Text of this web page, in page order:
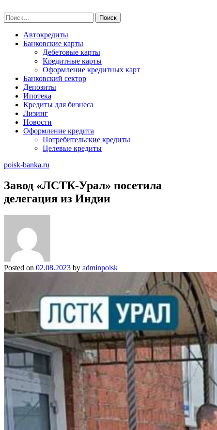
to
content
Найти:
Автокредиты
Банковские карты
Дебетовые карты
Кредитные карты
Оформление кредитных карт
Банковский сектор
Депозиты
Ипотека
Кредиты для бизнеса
Лизинг
Новости
Оформление кредита
Потребительские кредиты
Целевые кредиты
poisk-banka.ru
Завод «ЛСТК-Урал» посетила
делегация из Индии
Posted on 02.08.2023 by adminpoisk